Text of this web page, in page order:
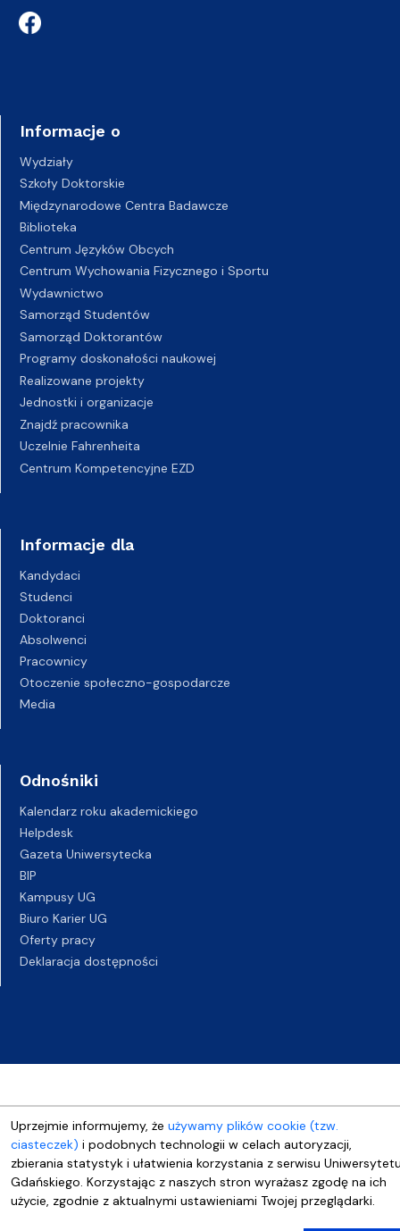
Uprzejmie informujemy, że używamy plików cookie (tzw.
ciasteczek) i podobnych technologii w celach autoryzacji,
zbierania statystyk i ułatwienia korzystania z serwisu
Gdańskiego. Korzystając z naszych stron wyrażasz zgodę na ich
użycie, zgodnie z aktualnymi ustawieniami Twojej przeglądarki.
Informacje o
Wydziały
Szkoły Doktorskie
Międzynarodowe Centra Badawcze
Biblioteka
Centrum Języków Obcych
Centrum Wychowania Fizycznego i Sportu
Wydawnictwo
Samorząd Studentów
Samorząd Doktorantów
Programy doskonałości naukowej
Realizowane projekty
Jednostki i organizacje
Znajdź pracownika
Uczelnie Fahrenheita
Centrum Kompetencyjne EZD
Informacje dla
Kandydaci
Studenci
Doktoranci
Absolwenci
Pracownicy
Otoczenie społeczno-gospodarcze
Media
Odnośniki
Kalendarz roku akademickiego
Helpdesk
Gazeta Uniwersytecka
BIP
Kampusy UG
Biuro Karier UG
Oferty pracy
Deklaracja dostępności